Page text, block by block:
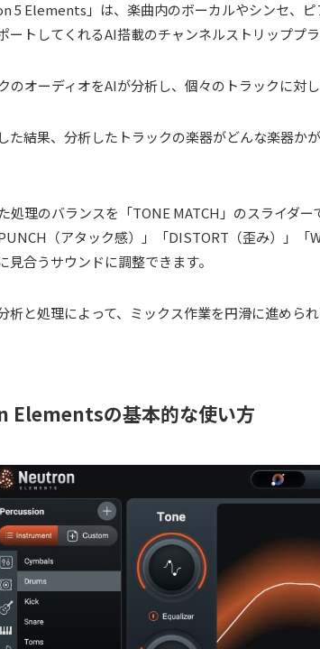
5 Elements」は、楽曲内のボーカルやシンセ、
ートしてくれるAI搭載のチャンネルストリッププラ
のオーディオをAIが分析し、個々のトラックに対
た結果、分析したトラックの楽器がどんな楽器か
処理のバランスを「TONE MATCH」のスライダー
（アタック感）」「DISTORT（歪み）」
見合うサウンドに調整できます。
析と処理によって、ミックス作業を円滑に進めら
Elementsの基本的な使い方